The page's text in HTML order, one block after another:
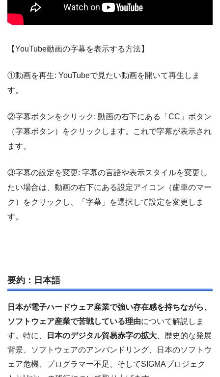
【YouTube動画の字幕を表示する方法】
①動画を再生: YouTubeで見たい動画を開いて再生しま
す。
②字幕ボタンをクリック: 動画の右下にある「CC」ボタン
（字幕ボタン）をクリックします。これで字幕が表示され
ます。
③字幕の設定を変更: 字幕の言語や表示スタイルを変更し
たい場合は、動画の右下にある設定アイコン（歯車のマー
ク）をクリックし、「字幕」を選択して設定を変更しま
す。
要約：日本語
日本が電子ハードウェア産業で強い存在感を持ちながら、
ソフトウェア産業で苦戦している理由について解説しま
す。特に、
日本のデジタル貿易赤字の拡大 、歴史的な発展
背景、ソフトウェアのアンバンドリング、日本のソフトウ
ェア危機、プログラマー不足、そしてSIGMAプロジェク